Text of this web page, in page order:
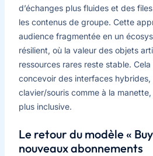
d’échanges plus fluides et des
les contenus de groupe. Cette
audience fragmentée en un
résilient, où la valeur des objets
ressources rares reste stable.
concevoir des interfaces hybrides,
clavier/souris comme à la
plus inclusive.
Le retour du modèle «
nouveaux abonnements